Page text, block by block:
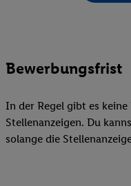
Bewerbungsfrist
In der Regel gibt es
Stellenanzeigen. Du
solange die